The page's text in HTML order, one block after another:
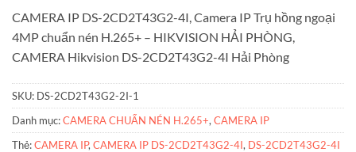
5trên 5
dựa trên
1
đánh giá
CAMERA IP DS-2CD2T43G2-4I, Camera IP Trụ hồng ngoại
4MP chuẩn nén H.265+ – HIKVISION HẢI PHÒNG,
CAMERA Hikvision DS-2CD2T43G2-4I Hải Phòng
SKU: DS-2CD2T43G2-2I-1
Danh mục:CAMERA CHUẨN NÉN H.265+, CAMERA IP
Thẻ:CAMERA IP, CAMERA IP DS-2CD2T43G2-4I, DS-2CD2T43G2-4I